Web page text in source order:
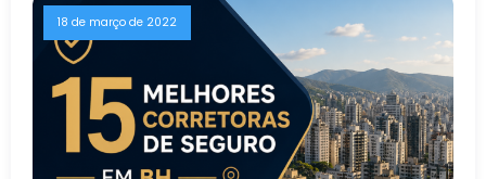
18 de março de 2022